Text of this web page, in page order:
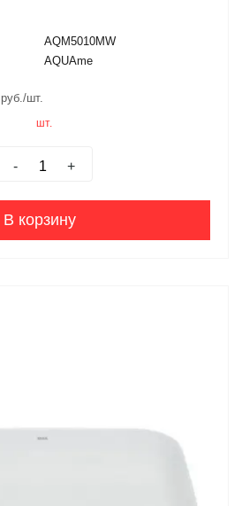
AQM5010MW
AQUAme
руб./шт.
шт.
- +
В корзину